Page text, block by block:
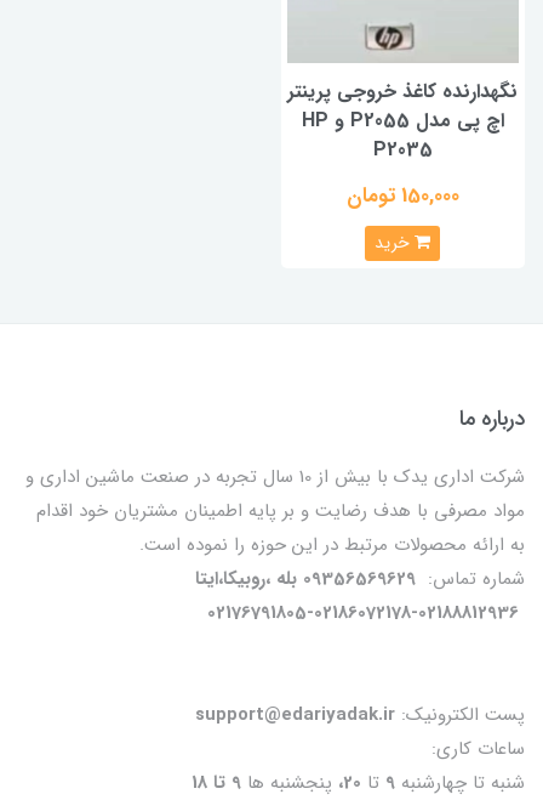
نگهدارنده کاغذ خروجی پرینتر
اچ پی مدل P2055 و HP
P2035
150,000 تومان
خرید
درباره ما
شرکت اداری یدک با بیش از 10 سال تجربه در صنعت ماشین اداری و
مواد مصرفی با هدف رضایت و بر پایه اطمینان مشتریان خود اقدام
به ارائه محصولات مرتبط در این حوزه را نموده است.
شماره تماس: 09356569629 بله ،روبیکا،ایتا
02176791805-02186072178-02188812936
پست الکترونیک:
ساعات کاری:
شنبه تا چهارشنبه 9 تا 20، پنجشنبه ها